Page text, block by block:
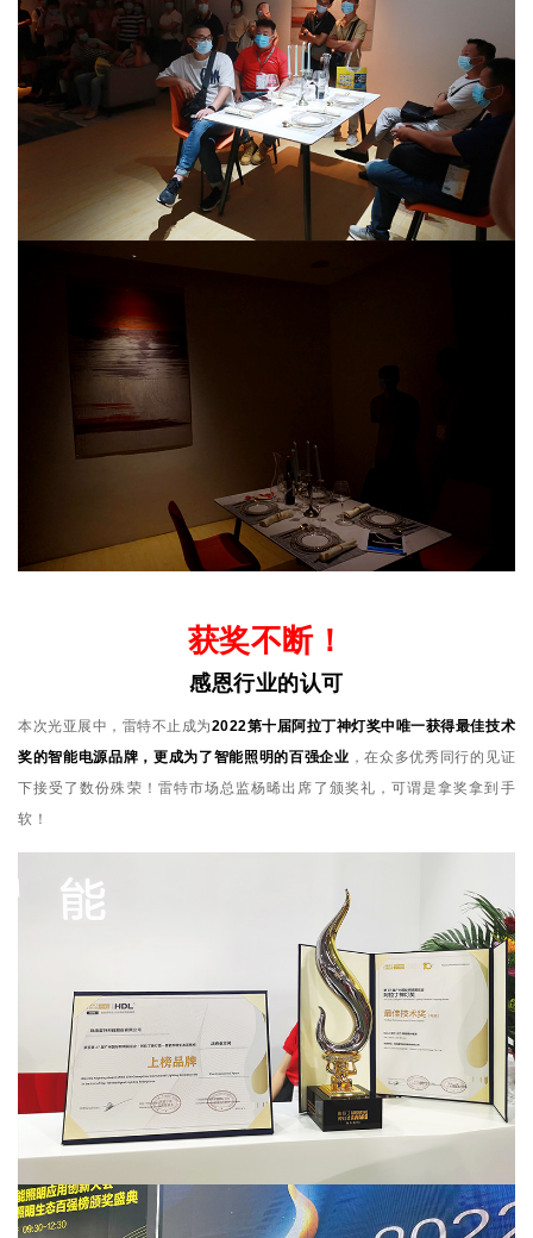
获奖不断！
感恩行业的认可
本次光亚展中，雷特不止成为2022第十届阿拉丁神灯奖中唯一获得最佳技术
奖的智能电源品牌，更成为了智能照明的百强企业 ，在众多优秀同行的见证
下接受了数份殊荣！雷特市场总监杨晞出席了颁奖礼，可谓是拿奖拿到手
软！